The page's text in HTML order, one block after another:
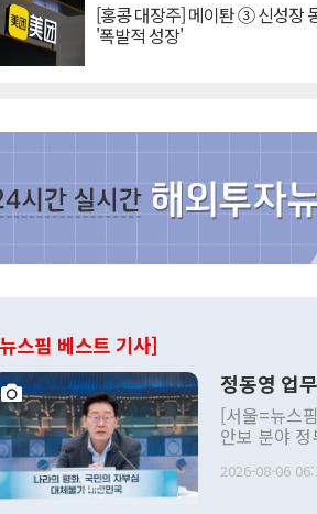
[홍콩 대장주] 메이퇀 ③ 신성장
'폭발적 성장'
스핌 베스트 기사]
정동영 업
[서울=뉴스
안보 분야
발언 중에는
2026-08-06